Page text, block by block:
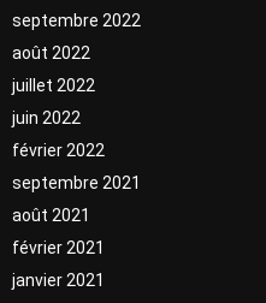
septembre 2022
août 2022
juillet 2022
juin 2022
février 2022
septembre 2021
août 2021
février 2021
janvier 2021